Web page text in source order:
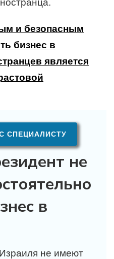
и безопасным
бизнес в
является
СПЕЦИАЛИСТУ
не
в
не имеют